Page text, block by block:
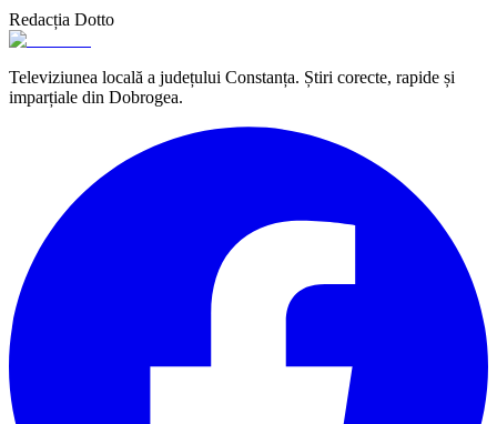
Redacția Dotto
Televiziunea locală a județului Constanța. Știri corecte, rapide și
imparțiale din Dobrogea.